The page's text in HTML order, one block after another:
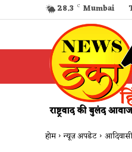
28.3 C Mumbai
होम न्यूज़ अपडेट